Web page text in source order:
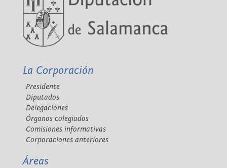
La Corporación
Presidente
Diputados
Delegaciones
Órganos colegiados
Comisiones informativas
Corporaciones anteriores
Áreas